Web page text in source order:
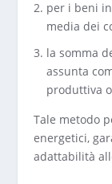
per i beni
media dei
la somma
assunta
produttiva
Tale metodo
energetici,
adattabilità